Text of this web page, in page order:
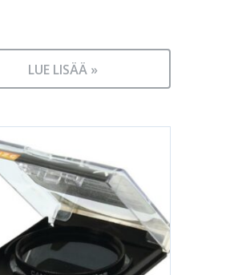
LUE LISÄÄ »